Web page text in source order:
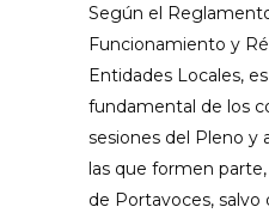
Según el
Funcionamiento y
Entidades Locales,
fundamental de los
sesiones del Pleno y
las que formen
de Portavoces, salvo